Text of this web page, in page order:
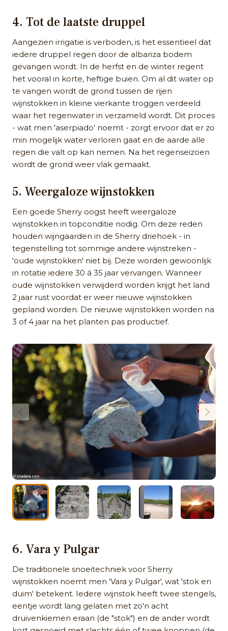
4. Tot de laatste druppel
Aangezien irrigatie is verboden, is het essentieel dat
iedere druppel regen door de albariza bodem
gevangen wordt. In de herfst en de winter regent
het vooral in korte, heftige buien. Om al dit water op
te vangen wordt de grond tussen de rijen
wijnstokken in kleine vierkante troggen verdeeld
waar het regenwater in verzameld wordt. Dit proces
- wat men 'aserpiado' noemt - zorgt ervoor dat er zo
min mogelijk water verloren gaat en de aarde alle
regen die valt op kan nemen. Na het regenseizoen
wordt de grond weer vlak gemaakt.
5. Weergaloze wijnstokken
Een goede Sherry oogst heeft weergaloze
wijnstokken in topconditie nodig. Om deze reden
houden wijngaarden in de Sherry driehoek - in
tegenstelling tot sommige andere wijnstreken -
'oude wijnstokken' niet bij. Deze worden gewoonlijk
in rotatie iedere 30 á 35 jaar vervangen. Wanneer
oude wijnstokken verwijderd worden krijgt het land
2 jaar rust voordat er weer nieuwe wijnstokken
gepland worden. De nieuwe wijnstokken worden na
3 of 4 jaar na het planten pas productief.
6. Vara y Pulgar
De traditionele snoeitechniek voor Sherry
wijnstokken noemt men 'Vara y Pulgar', wat 'stok en
duim' betekent. Iedere wijnstok heeft twee stengels,
eentje wordt lang gelaten met zo'n acht
druivenkiemen eraan (de "stok") en de ander wordt